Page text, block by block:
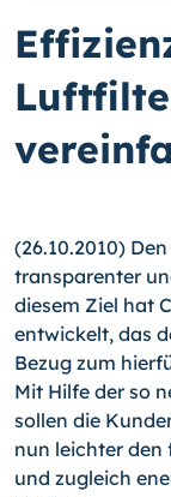
(26.10.2010)
transparenter
diesem Ziel hat
entwickelt, das
Bezug zum
Mit Hilfe der so
sollen die
nun leichter den
und zugleich